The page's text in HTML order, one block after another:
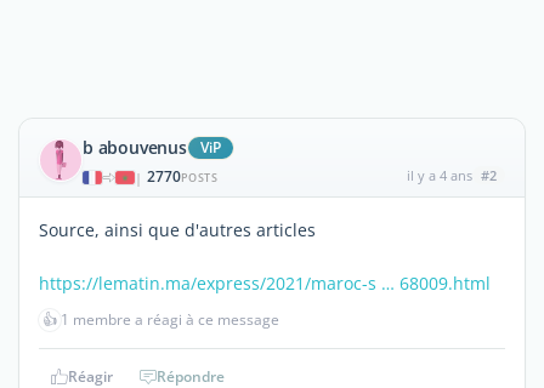
b abouvenus ViP
| 2770POSTS il y a 4 ans #2
Source, ainsi que d'autres articles
https://lematin.ma/express/2021/maroc-s … 68009.html
👍 1 membre a réagi à ce message
Réagir Répondre